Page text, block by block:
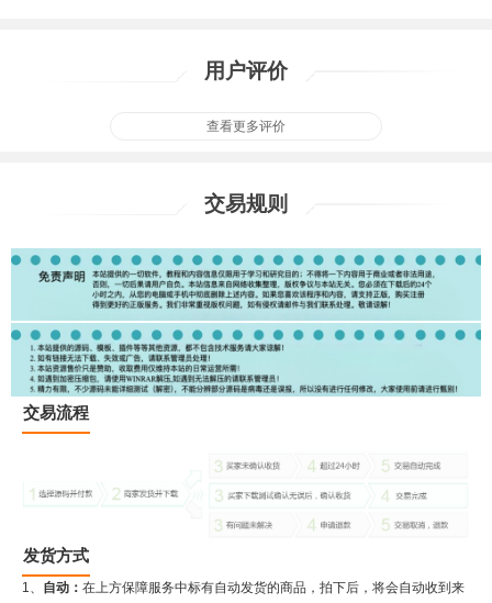
用户评价
查看更多评价
交易规则
交易流程
发货方式
1、 自动： 在上方保障服务中标有自动发货的商品，拍下后，将会自动收到来